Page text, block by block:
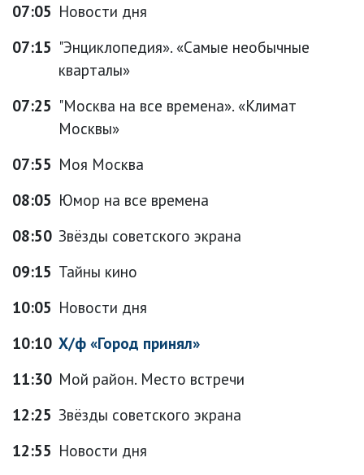
07:05 Новости дня
07:15 "Энциклопедия». «Самые необычные
кварталы»
07:25 "Москва на все времена». «Климат
Москвы»
07:55 Моя Москва
08:05 Юмор на все времена
08:50 Звёзды советского экрана
09:15 Тайны кино
10:05 Новости дня
10:10 Х/ф «Город принял»
11:30 Мой район. Место встречи
12:25 Звёзды советского экрана
12:55 Новости дня